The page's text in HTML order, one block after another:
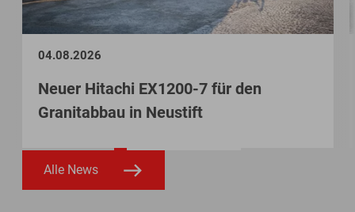
04.08.2026
Neuer Hitachi EX1200-7 für den
Granitabbau in Neustift
Alle News